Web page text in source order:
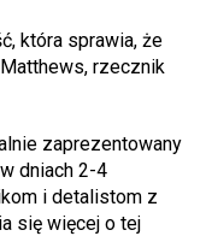
która sprawia, że
rzecznik
zaprezentowany
w dniach 2-4
i detalistom z
się więcej o tej